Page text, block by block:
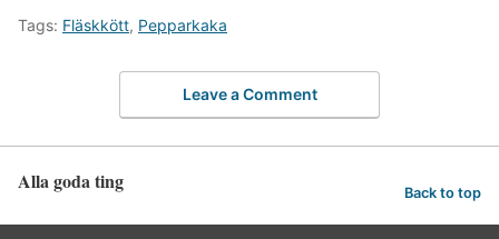
Tags: Fläskkött, Pepparkaka
Leave a Comment
Alla goda ting Back to top